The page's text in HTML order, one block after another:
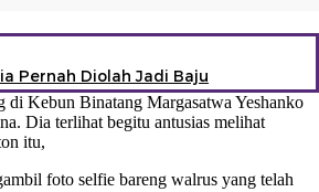
Pernah Diolah Jadi Baju
Kebun Binatang Margasatwa Yeshanko
Dia terlihat begitu antusias melihat
itu,
foto selfie bareng walrus yang telah